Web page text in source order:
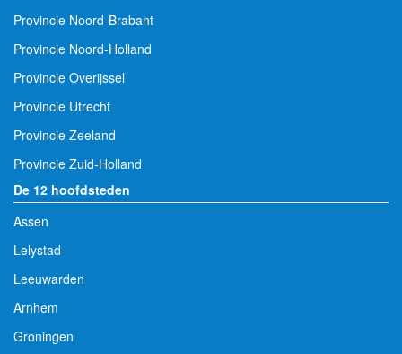
Provincie Noord-Brabant
Provincie Noord-Holland
Provincie Overijssel
Provincie Utrecht
Provincie Zeeland
Provincie Zuid-Holland
De 12 hoofdsteden
Assen
Lelystad
Leeuwarden
Arnhem
Groningen